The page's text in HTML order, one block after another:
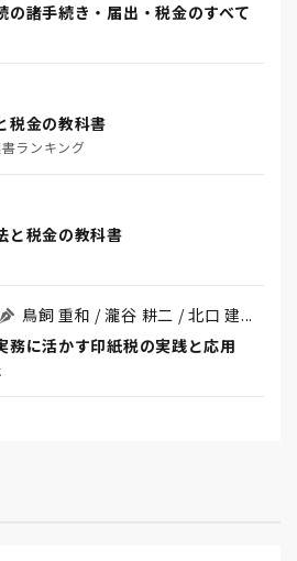
諸手続き・届出・税金のすべて
税金の教科書
ランキング
税金の教科書
鳥飼 重和 / 瀧谷 耕二 / 北口 建...
に活かす印紙税の実践と応用